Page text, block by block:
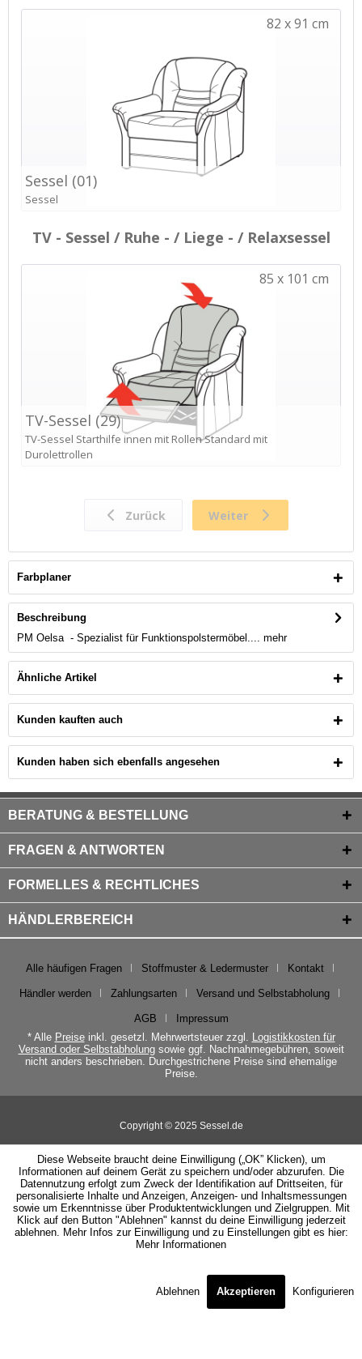
Farbplaner
Beschreibung
PM Oelsa - Spezialist für Funktionspolstermöbel.... mehr
Ähnliche Artikel
Kunden kauften auch
Kunden haben sich ebenfalls angesehen
BERATUNG & BESTELLUNG
FRAGEN & ANTWORTEN
FORMELLES & RECHTLICHES
HÄNDLERBEREICH
Alle häufigen Fragen Stoffmuster & Ledermuster Kontakt
Händler werden Zahlungsarten Versand und Selbstabholung
AGB
Impressum
* Alle Preiseinkl. gesetzl. Mehrwertsteuer zzgl. Logistikkosten für
Versand oder Selbstabholungsowie ggf. Nachnahmegebühren, soweit
nicht anders beschrieben. Durchgestrichene Preise sind ehemalige
Preise.
Copyright © 2025 Sessel.de
Diese Webseite braucht deine Einwilligung („OK” Klicken), um
Informationen auf deinem Gerät zu speichern und/oder abzurufen. Die
Datennutzung erfolgt zum Zweck der Identifikation auf Drittseiten, für
personalisierte Inhalte und Anzeigen, Anzeigen- und Inhaltsmessungen
sowie um Erkenntnisse über Produktentwicklungen und Zielgruppen. Mit
Klick auf den Button "Ablehnen" kannst du deine Einwilligung jederzeit
ablehnen. Mehr Infos zur Einwilligung und zu Einstellungen gibt es hier:
Mehr Informationen
Ablehnen Akzeptieren Konfigurieren